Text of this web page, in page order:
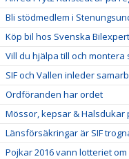
Bli stödmedlem i
Köp bil hos Svenska
Vill du hjälpa till och montera
SIF och Vallen inleder
Ordföranden har ordet
Mössor, kepsar & Halsdukar
Länsförsäkringar är SIF
Pojkar 2016 vann lotteriet